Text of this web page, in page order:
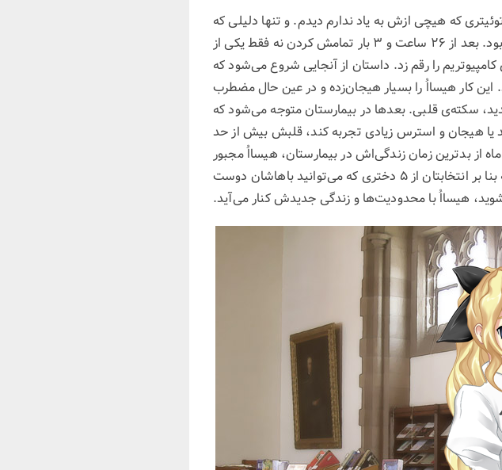
که هیچی ازش به یاد ندارم دیدم. و تنها دلیلی که
دانلودش کردم این بود که با DDLC در یک جمله استفاده شده بود. بعد از ۲۶ ساعت و ۳ بار تمامش کردن نه فقط یکی از
را رقم زد. داستان از آنجایی شروع می‌شود که
کار هیسااُ را بسیار هیجان‌زده و در عین حال مضطرب
سکته‌ی قلبی. بعدها در بیمارستان متوجه می‌شود که
یا هیجان و استرس زیادی تجربه کند، قلبش بیش از حد
می‌تپد که ممکن است به مرگش منجرب شود. بعد از گذراندن ۵ ۶ ماه از بدترین زمان زندگی‌اش در بیمارستان، هیسااُ مجبور
ثبت نام کند. اینجاست که بنا بر انتخابتان از ۵ دختری که می‌توانید باهاشان دوست
هیسااُ با محدودیت‌ها و زندگی جدیدش کنار می‌آید.